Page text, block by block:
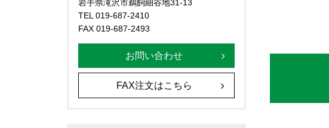
岩手県滝沢市鵜飼細谷地31-13
TEL 019-687-2410
FAX 019-687-2493
お問い合わせ
FAX注文はこちら